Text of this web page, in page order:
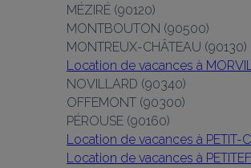
MÉZIRÉ (90120)
MONTBOUTON (90500)
MONTREUX-CHÂTEAU (90130)
Location de vacances à
NOVILLARD (90340)
OFFEMONT (90300)
PÉROUSE (90160)
Location de vacances à PETIT-
Location de vacances à